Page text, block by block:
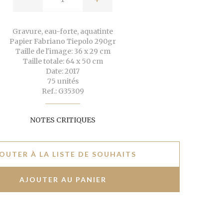
Gravure, eau-forte, aquatinte
Papier Fabriano Tiepolo 290gr
Taille de l'image: 36 x 29 cm
Taille totale: 64 x 50 cm
Date: 2017
75 unités
Ref.: G35309
NOTES CRITIQUES
À LA LISTE DE SOUHAITS